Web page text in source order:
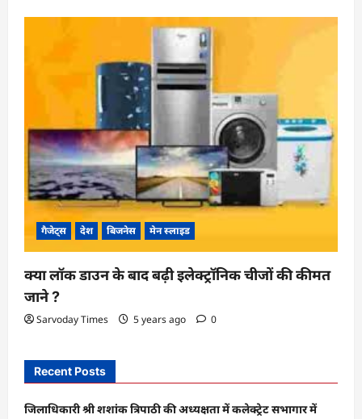
गैजेट्स देश बिजनेस मेन स्लाइड
क्या लॉक डाउन के बाद बढ़ी इलेक्ट्रॉनिक चीजों की कीमत
जाने ?
Sarvoday Times 5 years ago 0
Recent Posts
जिलाधिकारी श्री शशांक त्रिपाठी की अध्यक्षता में कलेक्ट्रेट सभागार में